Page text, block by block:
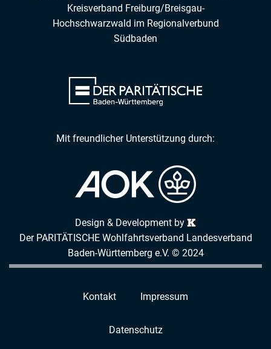
Kreisverband Freiburg/Breisgau-
Hochschwarzwald im Regionalverbund
Südbaden
Mit freundlicher Unterstützung durch:
Design & Development by
Der PARITÄTISCHE Wohlfahrtsverband Landesverband
Baden-Württemberg e.V. © 2024
Kontakt Impressum
Datenschutz